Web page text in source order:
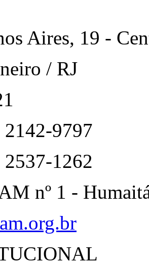
Aires, 19 -
/ RJ
9797
1262
nº 1 -